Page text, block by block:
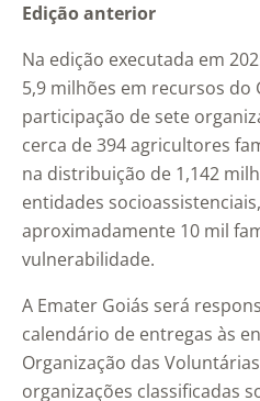
Edição anterior
Na edição executada em
5,9 milhões em recursos do
participação de sete
cerca de 394 agricultores
na distribuição de 1,142
entidades
aproximadamente 10 mil
vulnerabilidade.
A Emater Goiás será
calendário de entregas às
Organização das
organizações classificadas